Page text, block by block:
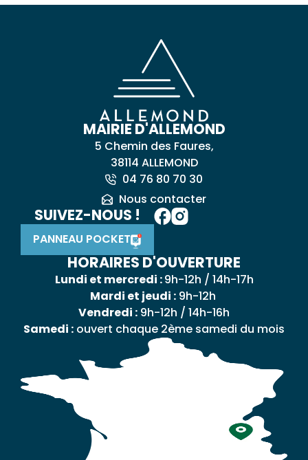
MAIRIE D'ALLEMOND
5 Chemin des Faures,
38114 ALLEMOND
04 76 80 70 30
Nous contacter
SUIVEZ-NOUS !
PANNEAU POCKET
HORAIRES D'OUVERTURE
Lundi et mercredi :9h-12h / 14h-17h
Mardi et jeudi :9h-12h
Vendredi : 9h-12h / 14h-16h
Samedi : ouvert chaque 2ème samedi du mois